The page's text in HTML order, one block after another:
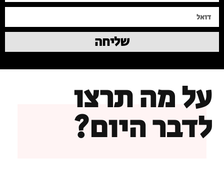
שליחה
על מה תרצו
לדבר היום?